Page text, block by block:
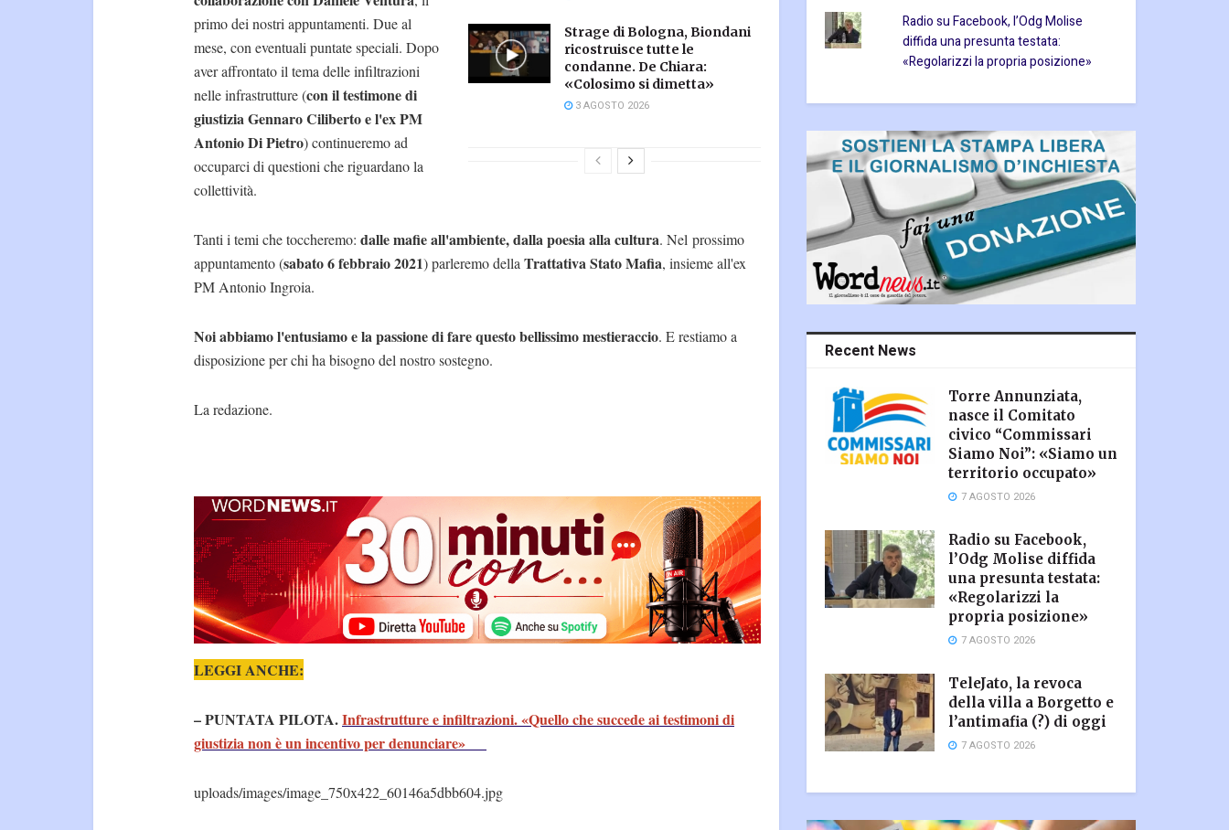
Strage di Bologna, Biondani
ricostruisce tutte le
condanne. De Chiara:
«Colosimo si dimetta»
3 AGOSTO 2026
primo dei nostri appuntamenti. Due al
mese, con eventuali puntate speciali. Dopo
aver affrontato il tema delle infiltrazioni
nelle infrastrutture (con il testimone di
giustizia Gennaro Ciliberto e l'ex PM
Antonio Di Pietro) continueremo ad
occuparci di questioni che riguardano la
collettività.
Tanti i temi che toccheremo: dalle mafie all'ambiente, dalla poesia alla cultura. Nel prossimo
appuntamento (sabato 6 febbraio 2021) parleremo dellaTrattativa Stato Mafia, insieme all'ex
PM Antonio Ingroia.
Noi abbiamo l'entusiamo e la passione di fare questo bellissimo mestieraccio. E restiamo a
disposizione per chi ha bisogno del nostro sostegno.
La redazione.
LEGGI ANCHE:
– PUNTATA PILOTA.Infrastrutture e infiltrazioni. «Quello che succede ai testimoni di
giustizia non è un incentivo per denunciare»
uploads/images/image_750x422_60146a5dbb604.jpg
Radio su Facebook, l’Odg Molise
diffida una presunta testata:
«Regolarizzi la propria posizione»
Recent News
Torre Annunziata,
nasce il Comitato
civico “Commissari
Siamo Noi”: «Siamo un
territorio occupato»
7 AGOSTO 2026
Radio su Facebook,
l’Odg Molise diffida
una presunta testata:
«Regolarizzi la
propria posizione»
7 AGOSTO 2026
TeleJato, la revoca
della villa a Borgetto e
l’antimafia (?) di oggi
7 AGOSTO 2026